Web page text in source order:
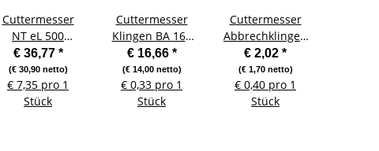
Cuttermesser
NT eL 500
schwarz 18mm
Klinge - 5 Stück
€ 36,77 *
(€ 30,90 netto)
€ 7,35 pro 1
Stück
Cuttermesser
Klingen BA 160
für HANSA NT
Cutter eA 300 -
50 Stück
€ 16,66 *
(€ 14,00 netto)
€ 0,33 pro 1
Stück
Cuttermesser
Abbrechklingen
BD 100 30° - 5
Stück
€ 2,02 *
(€ 1,70 netto)
€ 0,40 pro 1
Stück